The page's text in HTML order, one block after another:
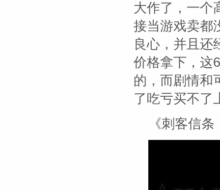
大作了，一个
接当游戏卖都
良心，并且还
价格拿下，这
的，而剧情和
了吃亏买不了
《刺客信